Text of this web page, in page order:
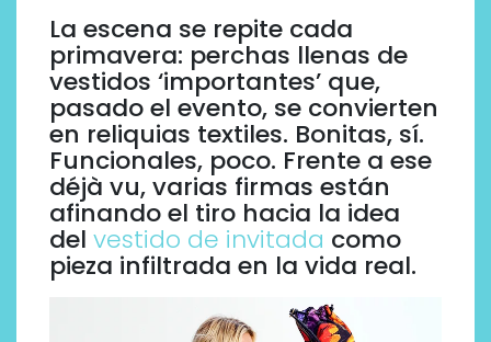
La escena se repite cada
primavera: perchas llenas de
vestidos ‘importantes’ que,
pasado el evento, se convierten
en reliquias textiles. Bonitas, sí.
Funcionales, poco. Frente a ese
déjà vu, varias firmas están
afinando el tiro hacia la idea
del vestido de invitada como
pieza infiltrada en la vida real.